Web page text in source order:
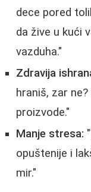
dece pored
da žive u kući
vazduha."
Zdravija
hraniš, zar
proizvode."
Manje stresa:
opuštenije i
mir."